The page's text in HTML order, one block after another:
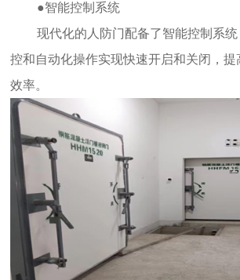
●智能控制系统
现代化的人防门配备了智能控制系
控和自动化操作实现快速开启和关闭，
效率。